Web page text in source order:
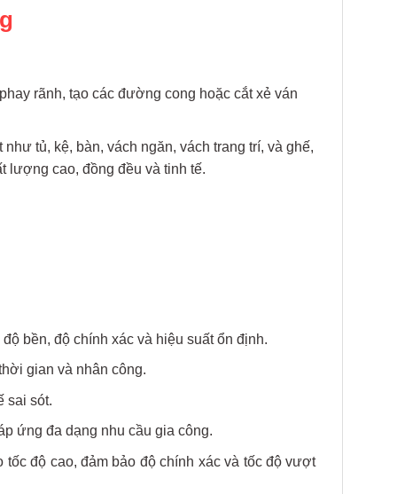
rãnh, tạo các đường cong hoặc cắt xẻ ván
tủ, kệ, bàn, vách ngăn, vách trang trí, và ghế,
lượng cao, đồng đều và tinh tế.
bền, độ chính xác và hiệu suất ổn định.
gian và nhân công.
sai sót.
ứng đa dạng nhu cầu gia công.
tốc độ cao, đảm bảo độ chính xác và tốc độ vượt